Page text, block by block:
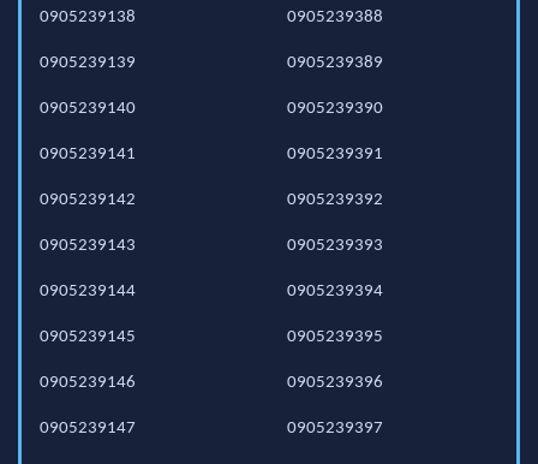
0905239138
0905239139
0905239140
0905239141
0905239142
0905239143
0905239144
0905239145
0905239146
0905239147
0905239388
0905239389
0905239390
0905239391
0905239392
0905239393
0905239394
0905239395
0905239396
0905239397